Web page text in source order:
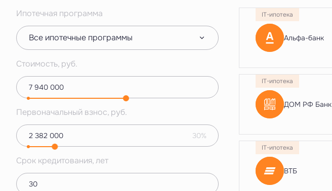
Ипотечная программа
Все ипотечные программы
Стоимость, руб.
Первоначальный взнос, руб.
30%
Срок кредитования, лет
Альфа-банк
IT-ипотека
ДОМ РФ Банк
IT-ипотека
ВТБ
IT-ипотека